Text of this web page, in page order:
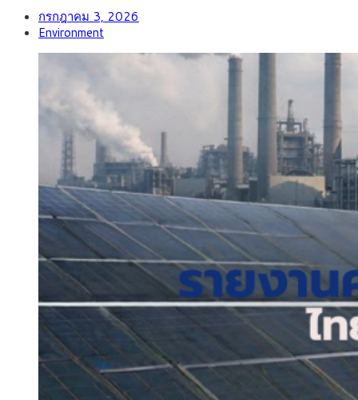
กรกฎาคม 3, 2026
Environment